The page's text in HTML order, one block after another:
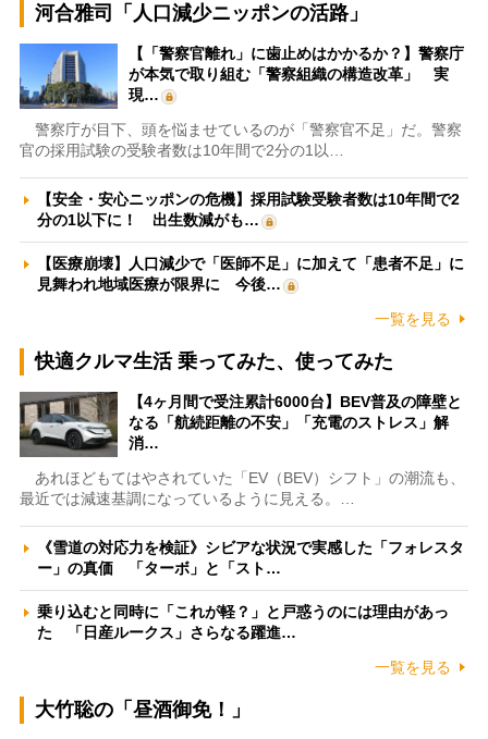
河合雅司「人口減少ニッポンの活路」
【「警察官離れ」に歯止めはかかるか？】警察庁
が本気で取り組む「警察組織の構造改革」 実
現…
警察庁が目下、頭を悩ませているのが「警察官不足」だ。警察
官の採用試験の受験者数は10年間で2分の1以…
【安全・安心ニッポンの危機】採用試験受験者数は10年間で2
分の1以下に！ 出生数減がも…
【医療崩壊】人口減少で「医師不足」に加えて「患者不足」に
見舞われ地域医療が限界に 今後…
一覧を見る
快適クルマ生活 乗ってみた、使ってみた
【4ヶ月間で受注累計6000台】BEV普及の障壁と
なる「航続距離の不安」「充電のストレス」解
消…
あれほどもてはやされていた「EV（BEV）シフト」の潮流も、
最近では減速基調になっているように見える。…
《雪道の対応力を検証》シビアな状況で実感した「フォレスタ
ー」の真価 「ターボ」と「スト…
乗り込むと同時に「これが軽？」と戸惑うのには理由があっ
た 「日産ルークス」さらなる躍進…
一覧を見る
大竹聡の「昼酒御免！」